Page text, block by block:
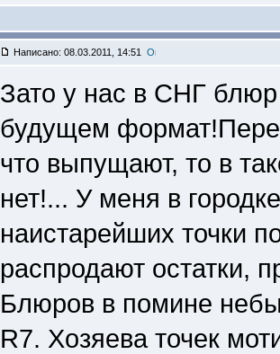
Написано: 08.03.2011, 14:51
Зато у нас в СНГ блюр
будущем
что выпущают, то в
нет!... У меня в
наистарейших точки
распродают остатки,
Блюров в помине
R7. Хозяева точек